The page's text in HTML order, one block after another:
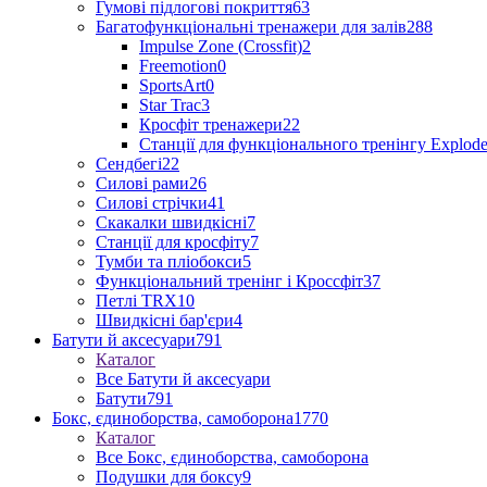
Гумові підлогові покриття63
Багатофункціональні тренажери для залів288
Impulse Zone (Crossfit)2
Freemotion0
SportsArt0
Star Trac3
Кросфіт тренажери22
Станції для функціонального тренінгу Explode
Сендбегі22
Силові рами26
Силові стрічки41
Скакалки швидкісні7
Станції для кросфіту7
Тумби та пліобокси5
Функціональний тренінг і Кроссфіт37
Петлі TRX10
Швидкісні бар'єри4
Батути й аксесуари791
Каталог
Все Батути й аксесуари
Батути791
Бокс, єдиноборства, самоборона1770
Каталог
Все Бокс, єдиноборства, самоборона
Подушки для боксу9